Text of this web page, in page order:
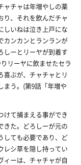
ャチャは年増やしの薬
り、それを飲んだチャ
しいねは泣き上戸にな
カンカンとランランが
しーとリーヤが到着す
リーヤに飲ませたセラ
喜ぶが、チャチャとリ
まう。(第9話「年増や
けて捕まえる事ができ
きた。どろしーが元の
しても必要であり、ど
レシ草を隠し持ってい
ィーは、チャチャが自